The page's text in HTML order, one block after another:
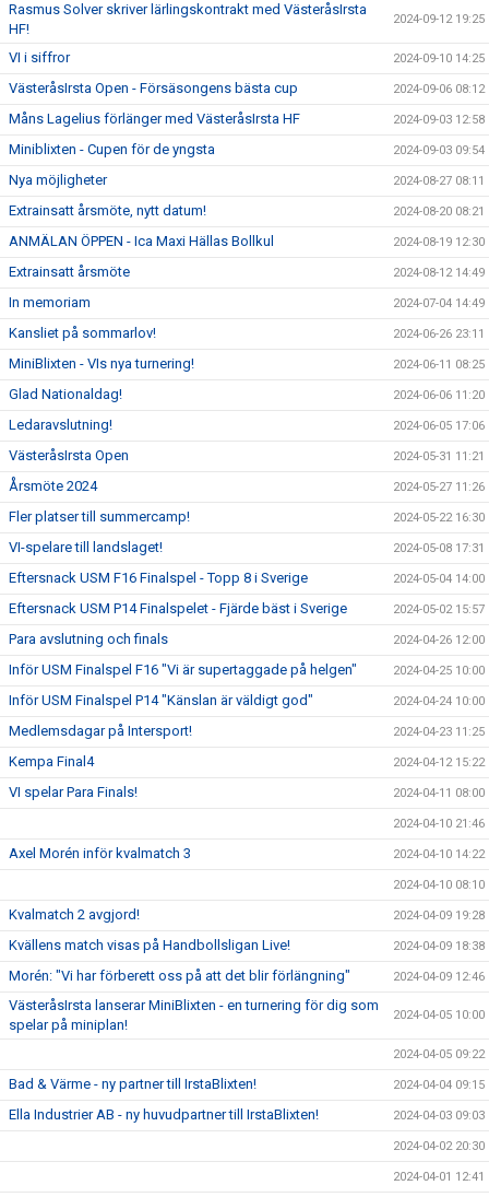
Rasmus Solver skriver lärlingskontrakt med VästeråsIrsta
HF!
2024-09-12 19:25
VI i siffror 2024-09-10 14:25
VästeråsIrsta Open - Försäsongens bästa cup 2024-09-06 08:12
Måns Lagelius förlänger med VästeråsIrsta HF 2024-09-03 12:58
Miniblixten - Cupen för de yngsta 2024-09-03 09:54
Nya möjligheter 2024-08-27 08:11
Extrainsatt årsmöte, nytt datum! 2024-08-20 08:21
ANMÄLAN ÖPPEN - Ica Maxi Hällas Bollkul 2024-08-19 12:30
Extrainsatt årsmöte 2024-08-12 14:49
In memoriam 2024-07-04 14:49
Kansliet på sommarlov! 2024-06-26 23:11
MiniBlixten - VIs nya turnering! 2024-06-11 08:25
Glad Nationaldag! 2024-06-06 11:20
Ledaravslutning! 2024-06-05 17:06
VästeråsIrsta Open 2024-05-31 11:21
Årsmöte 2024 2024-05-27 11:26
Fler platser till summercamp! 2024-05-22 16:30
VI-spelare till landslaget! 2024-05-08 17:31
Eftersnack USM F16 Finalspel - Topp 8 i Sverige 2024-05-04 14:00
Eftersnack USM P14 Finalspelet - Fjärde bäst i Sverige 2024-05-02 15:57
Para avslutning och finals 2024-04-26 12:00
Inför USM Finalspel F16 "Vi är supertaggade på helgen" 2024-04-25 10:00
Inför USM Finalspel P14 "Känslan är väldigt god" 2024-04-24 10:00
Medlemsdagar på Intersport! 2024-04-23 11:25
Kempa Final4 2024-04-12 15:22
VI spelar Para Finals! 2024-04-11 08:00
2024-04-10 21:46
Axel Morén inför kvalmatch 3 2024-04-10 14:22
2024-04-10 08:10
Kvalmatch 2 avgjord! 2024-04-09 19:28
Kvällens match visas på Handbollsligan Live! 2024-04-09 18:38
Morén: "Vi har förberett oss på att det blir förlängning" 2024-04-09 12:46
VästeråsIrsta lanserar MiniBlixten - en turnering för dig som
spelar på miniplan!
2024-04-05 10:00
2024-04-05 09:22
Bad & Värme - ny partner till IrstaBlixten! 2024-04-04 09:15
Ella Industrier AB - ny huvudpartner till IrstaBlixten! 2024-04-03 09:03
2024-04-02 20:30
2024-04-01 12:41